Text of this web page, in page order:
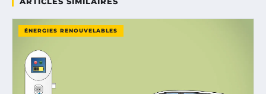
ÉNERGIES RENOUVELABLES